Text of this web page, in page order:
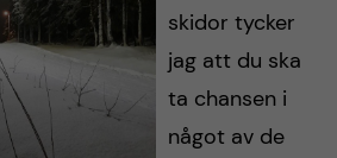
skidor tycker
jag att du ska
ta chansen i
något av de